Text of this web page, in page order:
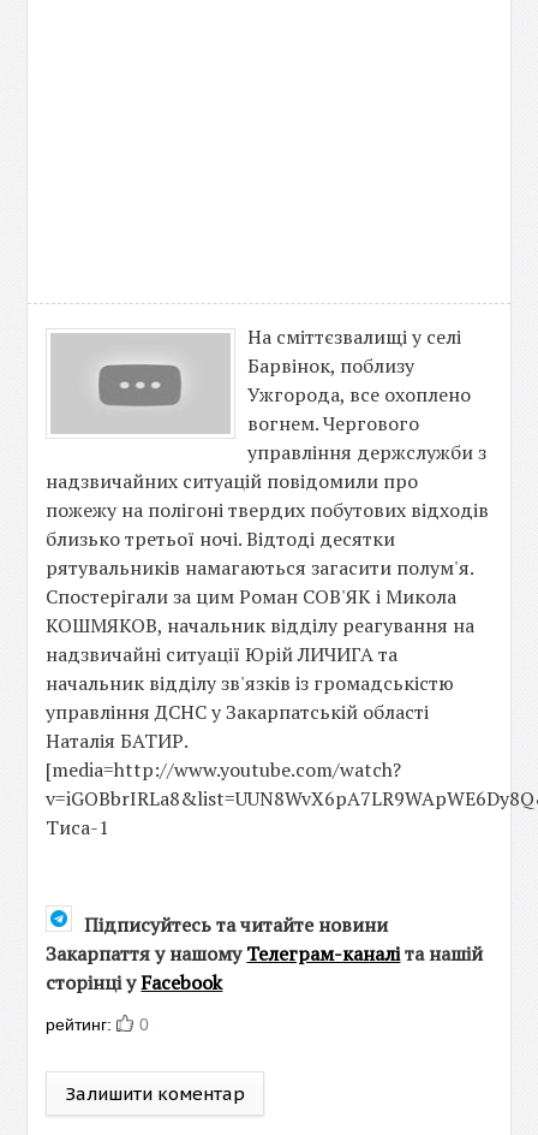
На сміттєзвалищі у селі
Барвінок, поблизу
Ужгорода, все охоплено
вогнем. Чергового
управління держслужби з
надзвичайних ситуацій повідомили про
пожежу на полігоні твердих побутових відходів
близько третьої ночі. Відтоді десятки
рятувальників намагаються загасити полум'я.
Спостерігали за цим Роман СОВ'ЯК і Микола
КОШМЯКОВ, начальник відділу реагування на
надзвичайні ситуації Юрій ЛИЧИГА та
начальник відділу зв'язків із громадськістю
управління ДСНС у Закарпатській області
Наталія БАТИР.
[media=http://www.youtube.com/watch?
Тиса-1
Підписуйтесь та читайте новини
Закарпаття у нашомуТелеграм-каналіта нашій
сторінці уFacebook
рейтинг: 0
Залишити коментар